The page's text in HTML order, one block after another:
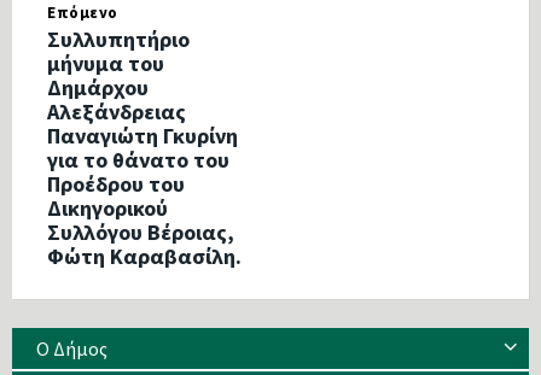
Επόμενο
Συλλυπητήριο
μήνυμα του
Δημάρχου
Αλεξάνδρειας
Παναγιώτη Γκυρίνη
για το θάνατο του
Προέδρου του
Δικηγορικού
Συλλόγου Βέροιας,
Φώτη Καραβασίλη.
Ο Δήμος